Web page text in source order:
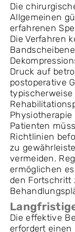
Die
Allgemeinen
erfahrenen
Die Verfahren
Druck auf
postoperative
Patienten
Richtlinien
zu
vermeiden.
ermöglichen
den Fortschritt
Die effektive
erfordert